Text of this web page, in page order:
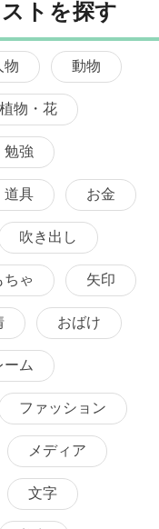
トを探す
物 動物
植物・花
勉強
道具 お金
吹き出し
ちゃ 矢印
おばけ
ーム
ファッション
メディア
文字